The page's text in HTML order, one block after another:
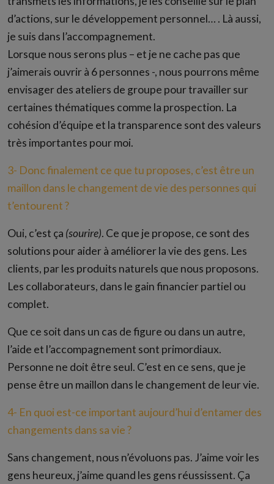
d’actions, sur le développement personnel… . Là aussi,
je suis dans l’accompagnement.
Lorsque nous serons plus – et je ne cache pas que
j’aimerais ouvrir à 6 personnes -, nous pourrons même
envisager des ateliers de groupe pour travailler sur
certaines thématiques comme la prospection. La
cohésion d’équipe et la transparence sont des valeurs
très importantes pour moi.
3- Donc finalement ce que tu proposes, c’est être un
maillon dans le changement de vie des personnes qui
t’entourent ?
Oui, c’est ça (sourire). Ce que je propose, ce sont des
solutions pour aider à améliorer la vie des gens. Les
clients, par les produits naturels que nous proposons.
Les collaborateurs, dans le gain financier partiel ou
complet.
Que ce soit dans un cas de figure ou dans un autre,
l’aide et l’accompagnement sont primordiaux.
Personne ne doit être seul. C’est en ce sens, que je
pense être un maillon dans le changement de leur vie.
4- En quoi est-ce important aujourd’hui d’entamer des
changements dans sa vie ?
Sans changement, nous n’évoluons pas. J’aime voir les
gens heureux, j’aime quand les gens réussissent. Ça